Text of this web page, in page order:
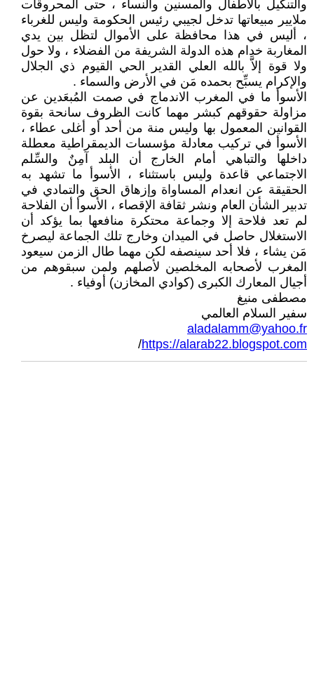
والتنكيل بالأطفال والمسنين والنساء ، حتى المحروقات
ملايير مبيعاتها تدخل لجيبي رئيس الحكومة وليس للغرباء
، أليس في هذا محافظة على الأموال لتظل بين يدي
المغاربة خدام هذه الدولة الشريفة من الفضلاء ، ولا حول
ولا قوة إلاَّ بالله العلي القدير الحي القيوم ذي الجلال
والإكرام يسبِّح بحمده مَن في الأرض والسماء .
الأسوأ ما في المغرب الاندماج في صمت المُبعَدين عن
مزاولة حقوقهم كبشر مهما كانت الظروف سانحة بقوة
القوانين المعمول بها وليس منة من أحد أو أغلى عطاء ،
الأسوأ في تركيب معادلة مؤسسات الديمقراطية معطلة
داخلها والتباهي أمام الخارج أن البلد آمِنٌ والسِّلم
الاجتماعي قاعدة وليس باستثناء ، الأسوأ ما تشهد به
الحقيقة عن انعدام المساواة وإزهاق الحق والتمادي في
تدبير الشأن العام ونشر ثقافة الإقصاء ، الأسوأ أن الفلاحة
لم تعد فلاحة إلا وجماعة محتكرة منافعها بما يؤكد أن
الاستغلال حاصل في الميدان وخارج تلك الجماعة ليصرخ
مَن يشاء ، فلا أحد سينصفه لكن مهما طال الزمن سيعود
المغرب لأصحابه المخلصين لأصلهم ولمن سبقوهم من
أجيال المعارك الكبرى (كوادي المخازن) أوفياء .
مصطفى منيغ
سفير السلام العالمي
aladalamm@yahoo.fr
https://alarab22.blogspot.com
/